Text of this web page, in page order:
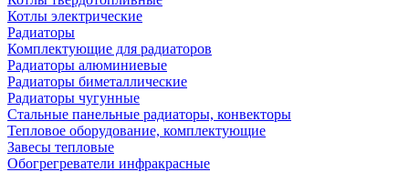
Котлы электрические
Радиаторы
Комплектующие для радиаторов
Радиаторы алюминиевые
Радиаторы биметаллические
Радиаторы чугунные
Стальные панельные радиаторы, конвекторы
Тепловое оборудование, комплектующие
Завесы тепловые
Обогрегреватели инфракрасные